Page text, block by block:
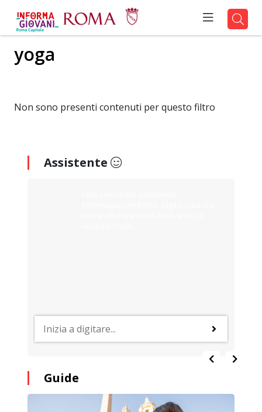
yoga
Non sono presenti contenuti per questo filtro
Assistente
Guide